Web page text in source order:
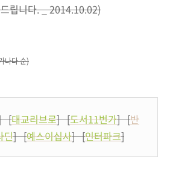
립니다. _ 2014.10.02)
나다 순)
[대교리브로] [도서11번가] [반
딘] [예스이십사] [인터파크]